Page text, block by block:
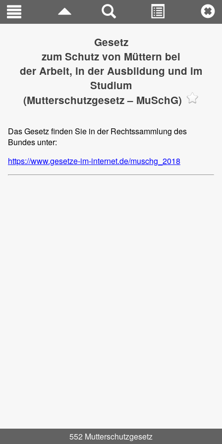
552 Mutterschutzgesetz
Gesetz
zum Schutz von Müttern bei
der Arbeit, in der Ausbildung und im
Studium
(Mutterschutzgesetz – MuSchG)
Das Gesetz finden Sie in der Rechtssammlung des
Bundes unter:
https://www.gesetze-im-internet.de/muschg_2018